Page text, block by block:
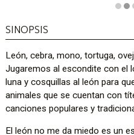
SINOPSIS
León, cebra, mono, tortuga,
Jugaremos al escondite con el
luna y cosquillas al león para
animales que se cuentan con
canciones populares y
El león no me da miedo es un